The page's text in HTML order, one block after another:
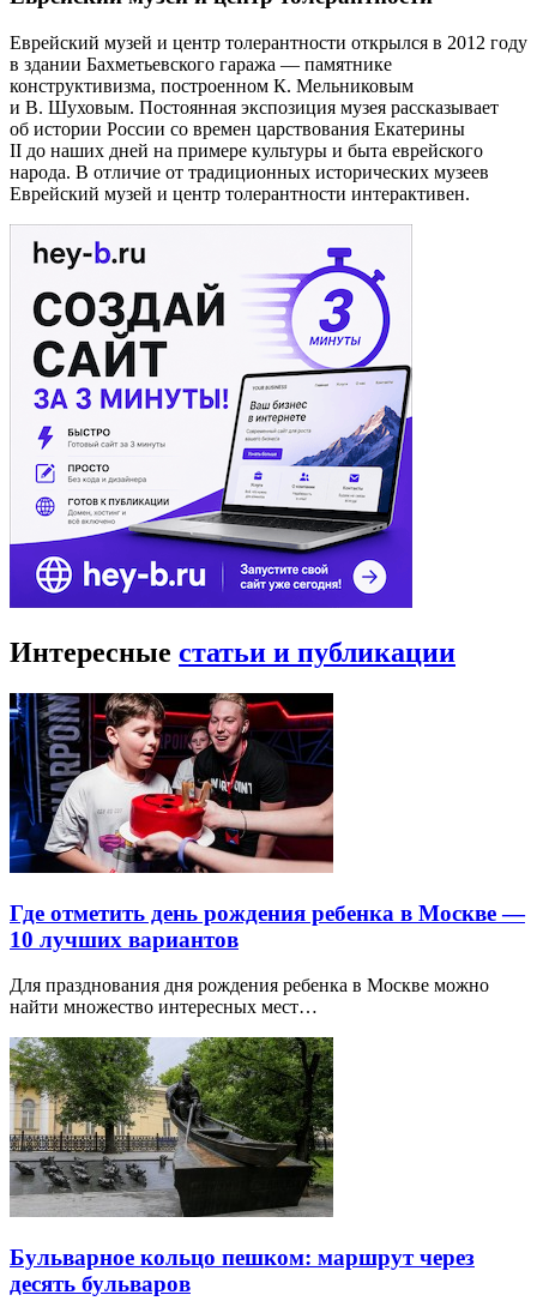
Еврейский музей и центр толерантности открылся в 2012 году
в здании Бахметьевского гаража — памятнике
конструктивизма, построенном К. Мельниковым
и В. Шуховым. Постоянная экспозиция музея рассказывает
об истории России со времен царствования Екатерины
II до наших дней на примере культуры и быта еврейского
народа. В отличие от традиционных исторических музеев
Еврейский музей и центр толерантности интерактивен.
Интересные статьи и публикации
Где отметить день рождения ребенка в Москве —
10 лучших вариантов
Для празднования дня рождения ребенка в Москве можно
найти множество интересных мест…
Бульварное кольцо пешком: маршрут через
десять бульваров